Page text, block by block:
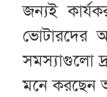
জন্যই
ভোটারদের
সমস্যাগুলো
মনে করছেন